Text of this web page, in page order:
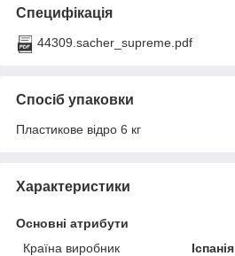
Специфікація
44309.sacher_supreme.pdf
Спосіб упаковки
Пластикове відро 6 кг
Характеристики
Основні атрибути
Країна виробник
Іспанія